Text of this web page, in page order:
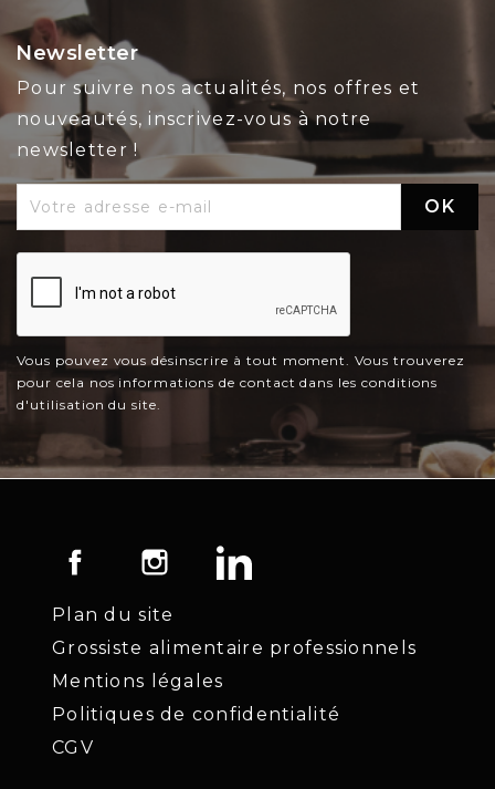
Newsletter
Pour suivre nos actualités, nos offres et
nouveautés, inscrivez-vous à notre
newsletter !
Vous pouvez vous désinscrire à tout moment. Vous trouverez
pour cela nos informations de contact dans les conditions
d'utilisation du site.
Facebook Instagram
Plan du site
Grossiste alimentaire professionnels
Mentions légales
Politiques de confidentialité
CGV